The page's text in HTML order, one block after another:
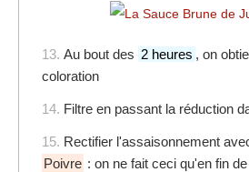
13. Au bout des 2 heures , on
coloration
14. Filtre en passant la réduction
15. Rectifier l'assaisonnement
Poivre : on ne fait ceci qu'en fin